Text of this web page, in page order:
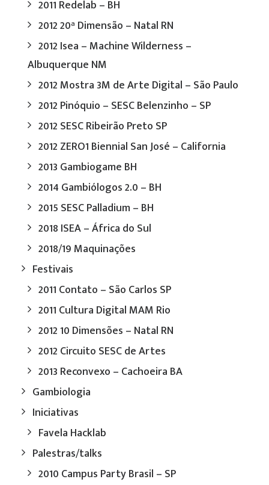
2011 Redelab – BH
2012 20ª Dimensão – Natal RN
2012 Isea – Machine Wilderness –
Albuquerque NM
2012 Mostra 3M de Arte Digital – São Paulo
2012 Pinóquio – SESC Belenzinho – SP
2012 SESC Ribeirão Preto SP
2012 ZERO1 Biennial San José – California
2013 Gambiogame BH
2014 Gambiólogos 2.0 – BH
2015 SESC Palladium – BH
2018 ISEA – África do Sul
2018/19 Maquinações
Festivais
2011 Contato – São Carlos SP
2011 Cultura Digital MAM Rio
2012 10 Dimensões – Natal RN
2012 Circuito SESC de Artes
2013 Reconvexo – Cachoeira BA
Gambiologia
Iniciativas
Favela Hacklab
Palestras/talks
2010 Campus Party Brasil – SP